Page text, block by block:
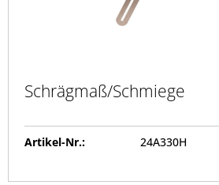
Schrägmaß/Schmiege
Artikel-Nr.: 24A330H